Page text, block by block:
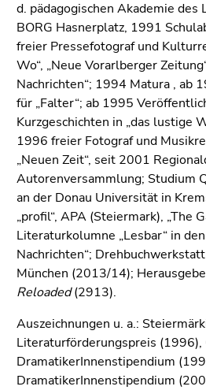
Sie diesen
Link.
Zum
Inhalt
(Zugriffstaste
1)
Zur
Positionsanzeige
(Zugriffstaste
2)
Zur
Hauptnavigation
(Zugriffstaste
3)
Zur
Unternavigation
(Zugriffstaste
4)
Zu
d. pädagogischen Akademie des
BORG Hasnerplatz, 1991
freier Pressefotograf und
Wo“, „Neue Vorarlberger
Nachrichten“; 1994 Matura , ab
für „Falter“; ab 1995
Kurzgeschichten in „das lustige
1996 freier Fotograf und
„Neuen Zeit“, seit 2001
Autorenversammlung; Studium
an der Donau Universität in
„profil“, APA (Steiermark), „The
Literaturkolumne „Lesbar“ in
Nachrichten“;
München (2013/14);
Reloaded(2913).
Auszeichnungen u. a.:
Literaturförderungspreis (1996),
DramatikerInnenstipendium
DramatikerInnenstipendium